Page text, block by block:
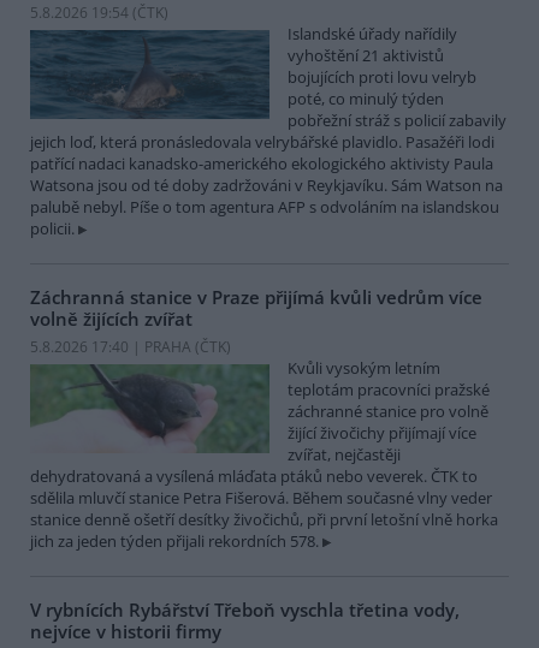
5.8.2026 19:54 (ČTK)
Islandské úřady nařídily
vyhoštění 21 aktivistů
bojujících proti lovu velryb
poté, co minulý týden
pobřežní stráž s policií zabavily
jejich loď, která pronásledovala velrybářské plavidlo. Pasažéři lodi
patřící nadaci kanadsko-amerického ekologického aktivisty Paula
Watsona jsou od té doby zadržováni v Reykjavíku. Sám Watson na
palubě nebyl. Píše o tom agentura AFP s odvoláním na islandskou
policii.
Záchranná stanice v Praze přijímá kvůli vedrům více
volně žijících zvířat
5.8.2026 17:40 | PRAHA (ČTK)
Kvůli vysokým letním
teplotám pracovníci pražské
záchranné stanice pro volně
žijící živočichy přijímají více
zvířat, nejčastěji
dehydratovaná a vysílená mláďata ptáků nebo veverek. ČTK to
sdělila mluvčí stanice Petra Fišerová. Během současné vlny veder
stanice denně ošetří desítky živočichů, při první letošní vlně horka
jich za jeden týden přijali rekordních 578.
V rybnících Rybářství Třeboň vyschla třetina vody,
nejvíce v historii firmy